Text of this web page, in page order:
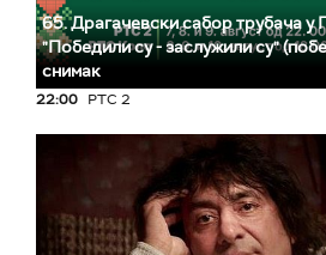
65. Драгачевски сабор трубача у
"Победили су - заслужили су"
снимак
22:00 РТС 2